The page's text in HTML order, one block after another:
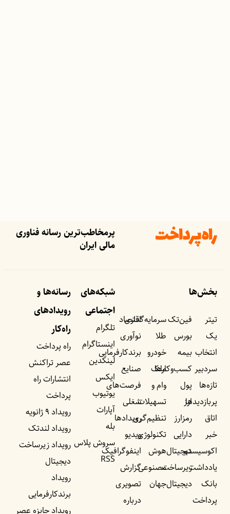
پرمخاطب‌ترین رسانه فناوری
مالی ایران
بخش‌ها
تیتر
یک
انتخاب
سردبیر
تازه‌ها
پربازدید‌ها
اتاق
خبر
اکوسیستم
یادداشت‌
بانک
پرداخت
فین‌تک
بورس
بیمه
کسب‌وکار‌ها
پول
ارز
رمزارز
دارایی
دیجیتال
زیرساخت
دیجیتال
سرمایه‌گذاری
طلا
خودرو
ملک
وام و
تسهیلات
تنظیم‌گری
تکنولوژی
هوش
مصنوعی
جهان
اقتصاد
نوآوری
برندکارفرمایی
صنایع
فرصت‌های
شغلی
رویداد‌ها
ویدیو
اینفوگرافیک
گزارش
تصویری
درباره
شبکه‌های
اجتماعی
تلگرام
اینستاگرام
لینکدین
ایکس
یوتیوب
آپارات
بله
سروش پلاس
RSS
رسانه‌ها و
رویداد‌های
راه‌کار
راه پرداخت
عصر تراکنش
انتشارات راه
پرداخت
رویداد ۹ ژانویه
رویداد لندتک
رویداد زیرساخت
دیجیتال
رویداد
برندکارفرمایی
رویداد جایزه عصر